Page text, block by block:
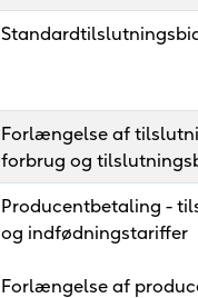
Forlængelse af
forbrug og
Producentbetaling -
og indfødningstariffer
Forlængelse af